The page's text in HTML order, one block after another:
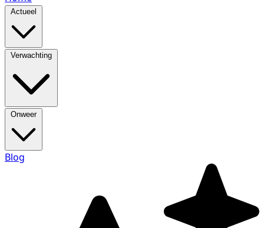
Actueel
Verwachting
Onweer
Blog